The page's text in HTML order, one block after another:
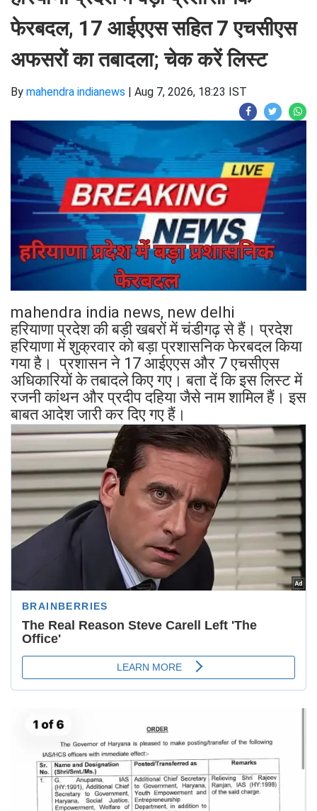
फेरबदल, 17 आईएएस सहित 7 एचसीएस
अफसरों का तबादला; चेक करें लिस्ट
By mahendra indianews | Aug 7, 2026, 18:23 IST
mahendra india news, new delhi
हरियाणा प्रदेश की बड़ी खबरों में चंडीगढ़ से हैं। प्रदेश
हरियाणा में शुक्रवार को बड़ा प्रशासनिक फेरबदल किया
गया है। प्रशासन ने 17 आईएएस और 7 एचसीएस
अधिकारियों के तबादले किए गए। बता दें कि इस लिस्ट में
रजनी कांथन और प्रदीप दहिया जैसे नाम शामिल हैं। इस
बाबत आदेश जारी कर दिए गए हैं।